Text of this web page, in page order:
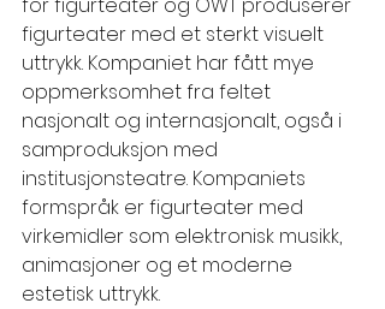
figurteater med et sterkt visuelt
uttrykk. Kompaniet har fått mye
oppmerksomhet fra feltet
nasjonalt og internasjonalt, også i
samproduksjon med
institusjonsteatre. Kompaniets
formspråk er figurteater med
virkemidler som elektronisk musikk,
animasjoner og et moderne
estetisk uttrykk.